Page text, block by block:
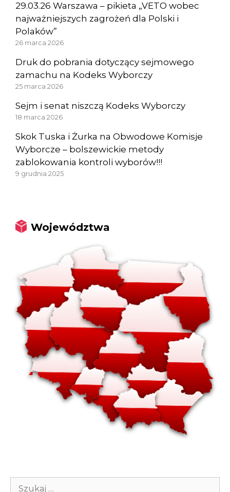
29.03.26 Warszawa – pikieta „VETO wobec
najważniejszych zagrożeń dla Polski i
Polaków”
26 marca 2026
Druk do pobrania dotyczący sejmowego
zamachu na Kodeks Wyborczy
25 marca 2026
Sejm i senat niszczą Kodeks Wyborczy
18 marca 2026
Skok Tuska i Żurka na Obwodowe Komisje
Wyborcze – bolszewickie metody
zablokowania kontroli wyborów!!!
9 grudnia 2025
Województwa
Szukaj: